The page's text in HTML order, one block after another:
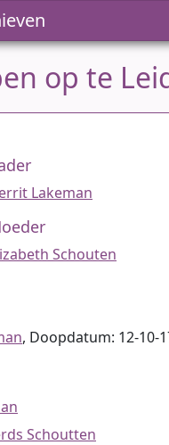
op te
Lakeman
Schouten
, Doopdatum: 12-10-
Schoutten